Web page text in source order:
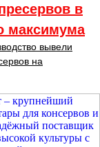
в
максимума
вывели
на